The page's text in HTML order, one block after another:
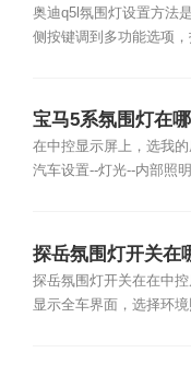
奥迪q5l氛围灯设置方法
侧按键调到多功能选项，
宝马5系氛围灯在
在中控显示屏上，选我
汽车设置--灯光--内部照
探岳氛围灯开关在
探岳氛围灯开关在在中
显示全车界面，选择环